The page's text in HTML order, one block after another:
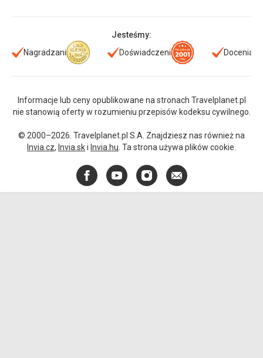
Jesteśmy:
Nagradzani
Doświadczeni Doceniani
Informacje lub ceny opublikowane na stronach Travelplanet.pl
nie stanowią oferty w rozumieniu przepisów kodeksu cywilnego.
© 2000–2026. Travelplanet.pl S.A. Znajdziesz nas również na
Invia.cz, Invia.ski Invia.hu . Ta strona używa plików cookie.
FacebookYouTubeInstagram
E-
mail